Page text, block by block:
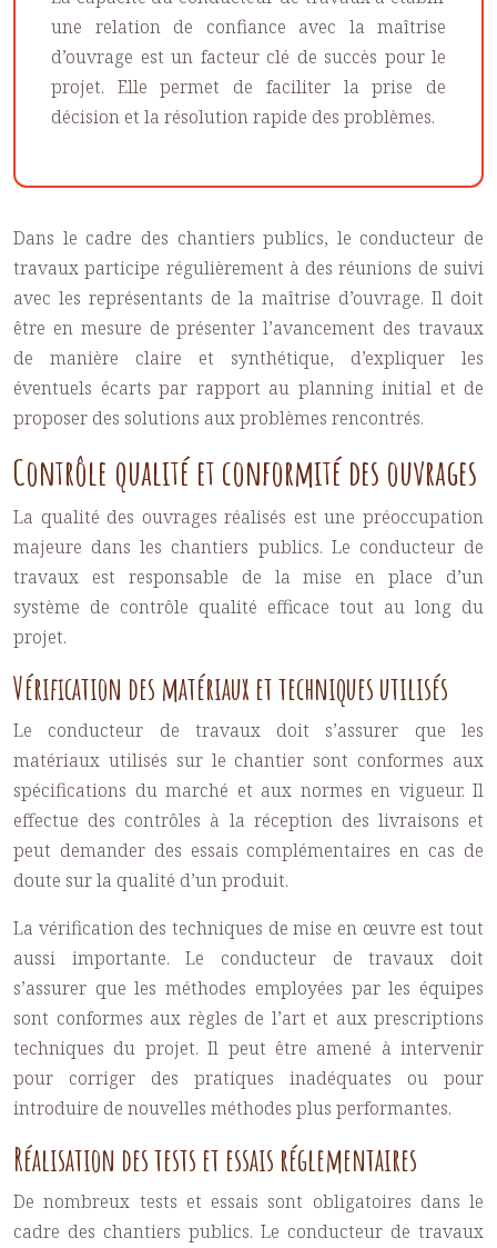
une relation de confiance avec la maîtrise
d’ouvrage est un facteur clé de succès pour le
projet. Elle permet de faciliter la prise de
décision et la résolution rapide des problèmes.
Dans le cadre des chantiers publics, le conducteur de
travaux participe régulièrement à des réunions de suivi
avec les représentants de la maîtrise d’ouvrage. Il doit
être en mesure de présenter l’avancement des travaux
de manière claire et synthétique, d’expliquer les
éventuels écarts par rapport au planning initial et de
proposer des solutions aux problèmes rencontrés.
Contrôle qualité et conformité des ouvrages
La qualité des ouvrages réalisés est une préoccupation
majeure dans les chantiers publics. Le conducteur de
travaux est responsable de la mise en place d’un
système de contrôle qualité efficace tout au long du
projet.
Vérification des matériaux et techniques utilisés
Le conducteur de travaux doit s’assurer que les
matériaux utilisés sur le chantier sont conformes aux
spécifications du marché et aux normes en vigueur. Il
effectue des contrôles à la réception des livraisons et
peut demander des essais complémentaires en cas de
doute sur la qualité d’un produit.
La vérification des techniques de mise en œuvre est tout
aussi importante. Le conducteur de travaux doit
s’assurer que les méthodes employées par les équipes
sont conformes aux règles de l’art et aux prescriptions
techniques du projet. Il peut être amené à intervenir
pour corriger des pratiques inadéquates ou pour
introduire de nouvelles méthodes plus performantes.
Réalisation des tests et essais réglementaires
De nombreux tests et essais sont obligatoires dans le
cadre des chantiers publics. Le conducteur de travaux